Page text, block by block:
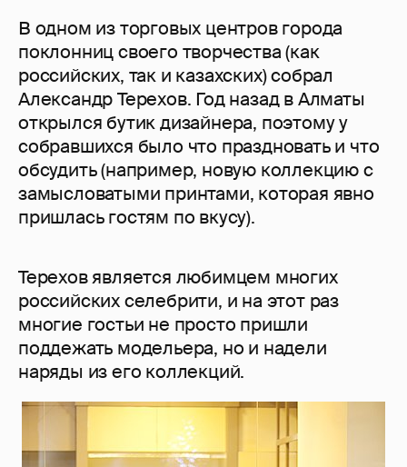
В одном из торговых центров города
поклонниц своего творчества (как
российских, так и казахских) собрал
Александр Терехов. Год назад в Алматы
открылся бутик дизайнера, поэтому у
собравшихся было что праздновать и что
обсудить (например, новую коллекцию с
замысловатыми принтами, которая явно
пришлась гостям по вкусу).
Терехов является любимцем многих
российских селебрити, и на этот раз
многие гостьи не просто пришли
поддежать модельера, но и надели
наряды из его коллекций.